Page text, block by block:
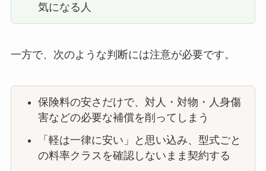
気になる人
一方で、次のような判断には注意が必要です。
保険料の安さだけで、対人・対物・人身傷
害などの必要な補償を削ってしまう
「軽は一律に安い」と思い込み、型式ごと
の料率クラスを確認しないまま契約する